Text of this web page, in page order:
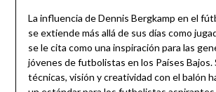
La influencia de Dennis Bergkamp en el
se extiende más allá de sus días como
se le cita como una inspiración para las
jóvenes de futbolistas en los Países Bajos.
técnicas, visión y creatividad con el balón